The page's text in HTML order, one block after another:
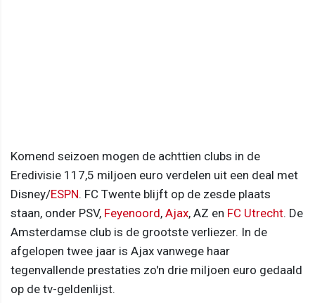
Komend seizoen mogen de achttien clubs in de
Eredivisie 117,5 miljoen euro verdelen uit een deal met
Disney/ESPN. FC Twente blijft op de zesde plaats
staan, onder PSV, Feyenoord, Ajax, AZ en FC Utrecht. De
Amsterdamse club is de grootste verliezer. In de
afgelopen twee jaar is Ajax vanwege haar
tegenvallende prestaties zo'n drie miljoen euro gedaald
op de tv-geldenlijst.